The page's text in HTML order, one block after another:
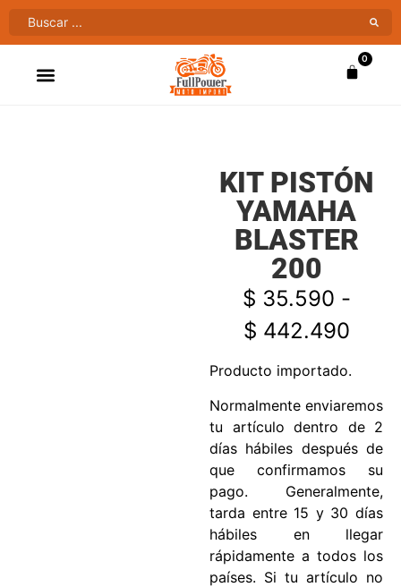
0
KIT PISTÓN
YAMAHA
BLASTER
200
$ 35.590 -
$ 442.490
Producto importado.
Normalmente enviaremos
tu artículo dentro de 2
días hábiles después de
que confirmamos su
pago. Generalmente,
tarda entre 15 y 30 días
hábiles en llegar
rápidamente a todos los
países. Si tu artículo no